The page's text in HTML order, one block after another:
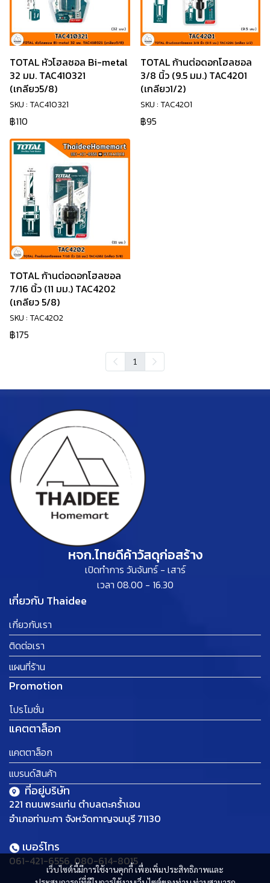
TOTAL หัวโฮลซอล Bi-metal
32 มม. TAC410321
(เกลียว5/8)
SKU : TAC410321
฿110
TOTAL ก้านต่อดอกโฮลซอล
3/8 นิ้ว (9.5 มม.) TAC4201
(เกลียว1/2)
SKU : TAC4201
฿95
TOTAL ก้านต่อดอกโฮลซอล
7/16 นิ้ว (11 มม.) TAC4202
(เกลียว 5/8)
SKU : TAC4202
฿175
1
เว็บไซต์นี้มีการใช้งานคุกกี้ เพื่อเพิ่มประสิทธิภาพและ
หจก.ไทยดีค้าวัสดุก่อสร้าง
เปิดทำการ วันจันทร์ - เสาร์
เวลา 08.00 - 16.30
เกี่ยวกับ Thaidee
เกี่ยวกับเรา
ติดต่อเรา
แผนที่ร้าน
Promotion
โปรโมชั่น
แคตตาล็อก
แคตตาล็อก
แบรนด์สินค้า
ที่อยู่บริษัท
221 ถนนพระแท่น ตำบลตะคร้ำเอน
อำเภอท่ามะกา จังหวัดกาญจนบุรี 71130
เบอร์โทร
061-421-6556, 080-614-8015